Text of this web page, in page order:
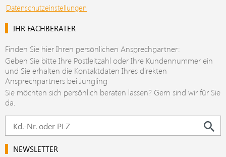
Datenschutzeinstellungen
IHR FACHBERATER
Finden Sie hier Ihren persönlichen Ansprechpartner:
Geben Sie bitte Ihre Postleitzahl oder Ihre Kundennummer ein
und Sie erhalten die Kontaktdaten Ihres direkten
Ansprechpartners bei Jüngling
Sie möchten sich persönlich beraten lassen? Gern sind wir für Sie
da.
NEWSLETTER